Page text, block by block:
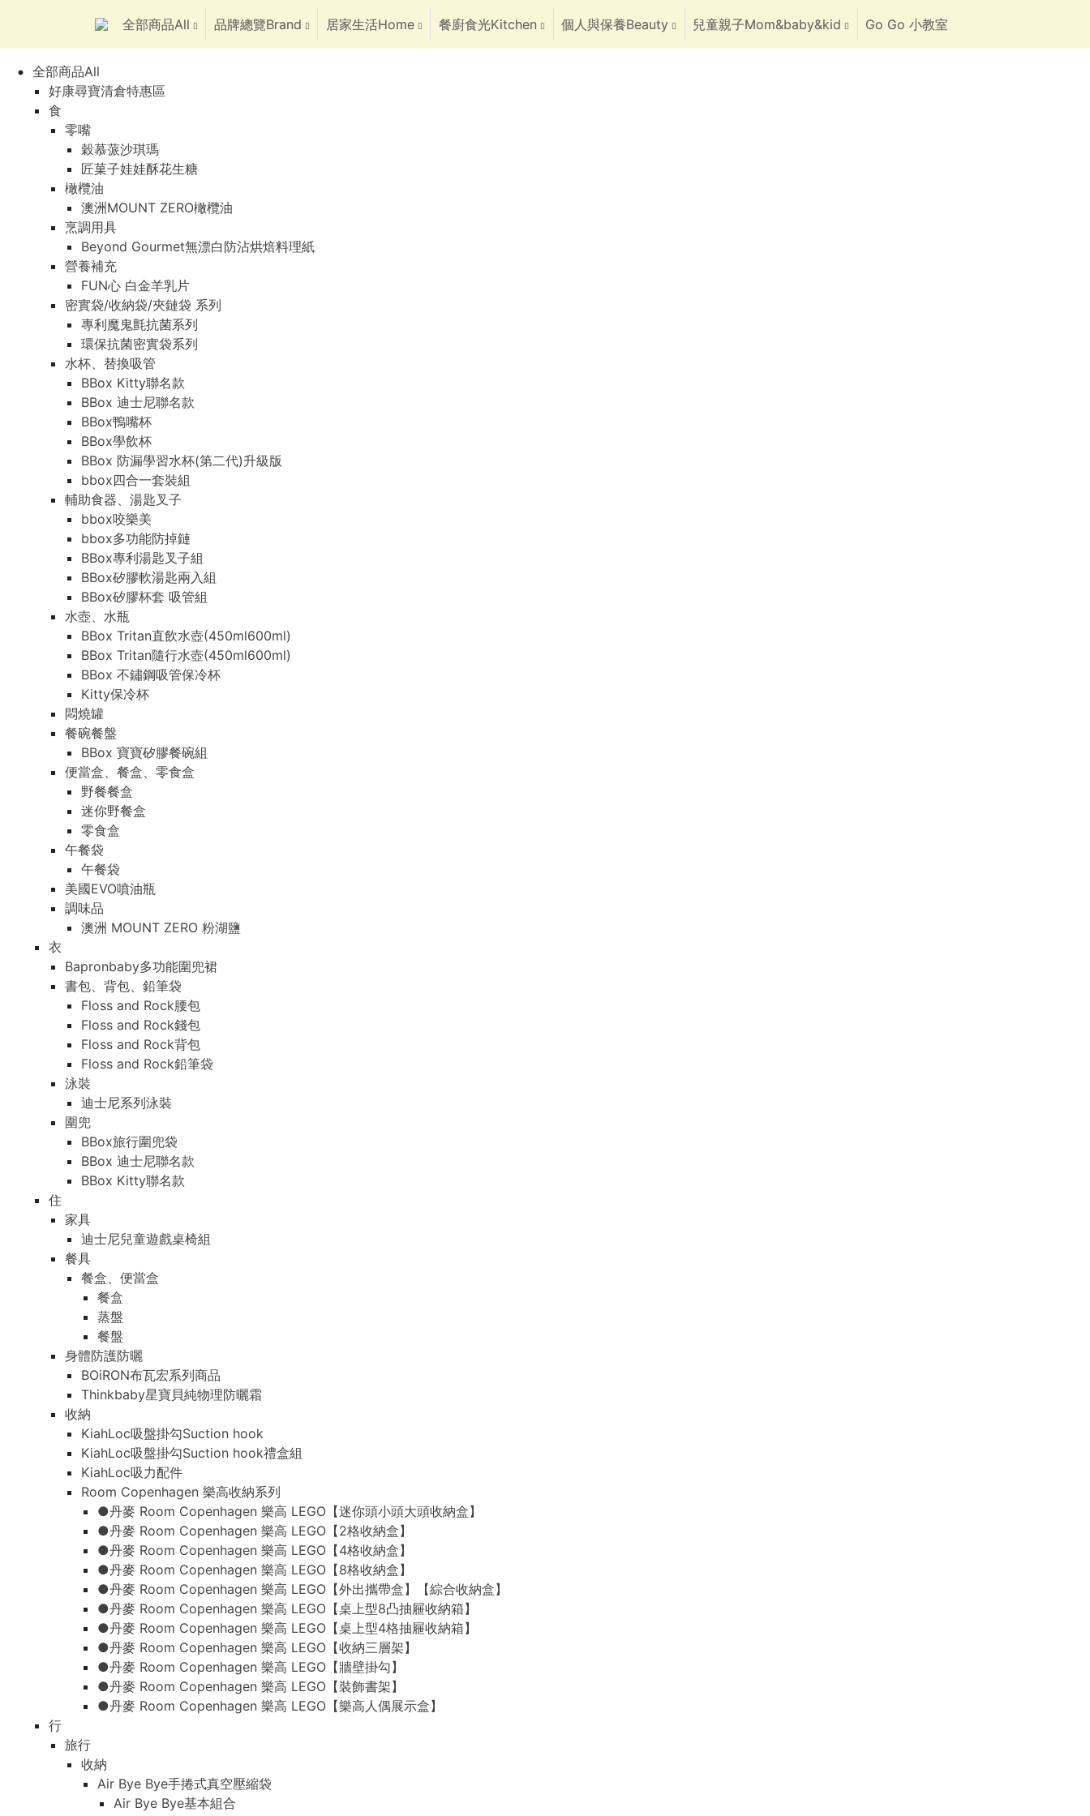
全部商品All
好康尋寶清倉特惠區
食
零嘴
穀慕蒎沙琪瑪
匠菓子娃娃酥花生糖
橄欖油
澳洲MOUNT ZERO橄欖油
烹調用具
Beyond Gourmet無漂白防沾烘焙料理紙
營養補充
FUN心 白金羊乳片
密實袋/收納袋/夾鏈袋 系列
專利魔鬼氈抗菌系列
環保抗菌密實袋系列
水杯、替換吸管
BBox Kitty聯名款
BBox 迪士尼聯名款
BBox鴨嘴杯
BBox學飲杯
BBox 防漏學習水杯(第二代)升級版
bbox四合一套裝組
輔助食器、湯匙叉子
bbox咬樂美
bbox多功能防掉鏈
BBox專利湯匙叉子組
BBox矽膠軟湯匙兩入組
BBox矽膠杯套 吸管組
水壺、水瓶
BBox Tritan直飲水壺(450ml600ml)
BBox Tritan隨行水壺(450ml600ml)
BBox 不鏽鋼吸管保冷杯
Kitty保冷杯
悶燒罐
餐碗餐盤
BBox 寶寶矽膠餐碗組
便當盒、餐盒、零食盒
野餐餐盒
迷你野餐盒
零食盒
午餐袋
午餐袋
美國EVO噴油瓶
調味品
澳洲 MOUNT ZERO 粉湖鹽
衣
Bapronbaby多功能圍兜裙
書包、背包、鉛筆袋
Floss and Rock腰包
Floss and Rock錢包
Floss and Rock背包
Floss and Rock鉛筆袋
泳裝
迪士尼系列泳裝
圍兜
BBox旅行圍兜袋
BBox 迪士尼聯名款
BBox Kitty聯名款
住
家具
迪士尼兒童遊戲桌椅組
餐具
餐盒、便當盒
餐盒
蒸盤
餐盤
身體防護防曬
BOiRON布瓦宏系列商品
Thinkbaby星寶貝純物理防曬霜
收納
KiahLoc吸盤掛勾Suction hook
KiahLoc吸盤掛勾Suction hook禮盒組
KiahLoc吸力配件
Room Copenhagen 樂高收納系列
●丹麥 Room Copenhagen 樂高 LEGO【迷你頭小頭大頭收納盒】
●丹麥 Room Copenhagen 樂高 LEGO【2格收納盒】
●丹麥 Room Copenhagen 樂高 LEGO【4格收納盒】
●丹麥 Room Copenhagen 樂高 LEGO【8格收納盒】
●丹麥 Room Copenhagen 樂高 LEGO【外出攜帶盒】【綜合收納盒】
●丹麥 Room Copenhagen 樂高 LEGO【桌上型8凸抽屜收納箱】
●丹麥 Room Copenhagen 樂高 LEGO【桌上型4格抽屜收納箱】
●丹麥 Room Copenhagen 樂高 LEGO【收納三層架】
●丹麥 Room Copenhagen 樂高 LEGO【牆壁掛勾】
●丹麥 Room Copenhagen 樂高 LEGO【裝飾書架】
●丹麥 Room Copenhagen 樂高 LEGO【樂高人偶展示盒】
行
旅行
收納
Air Bye Bye手捲式真空壓縮袋
Air Bye Bye基本組合
全部商品All 品牌總覽Brand 居家生活Home 餐廚食光Kitchen 個人與保養Beauty 兒童親子Mom&baby&kid Go Go 小教室